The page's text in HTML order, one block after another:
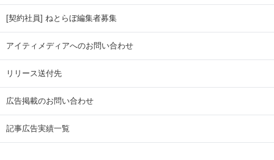
[契約社員] ねとらぼ編集者募集
アイティメディアへのお問い合わせ
リリース送付先
広告掲載のお問い合わせ
記事広告実績一覧